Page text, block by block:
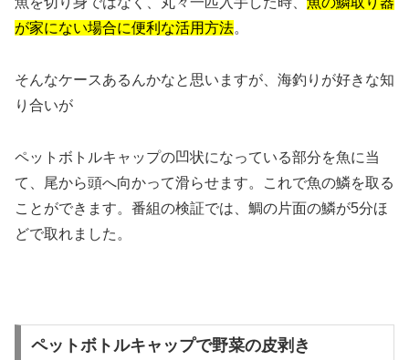
が家にない場合に便利な活用方法。
そんなケースあるんかなと思いますが、海釣りが好きな知
り合いが
ペットボトルキャップの凹状になっている部分を魚に当
て、尾から頭へ向かって滑らせます。これで魚の鱗を取る
ことができます。番組の検証では、鯛の片面の鱗が5分ほ
どで取れました。
ペットボトルキャップで野菜の皮剥き